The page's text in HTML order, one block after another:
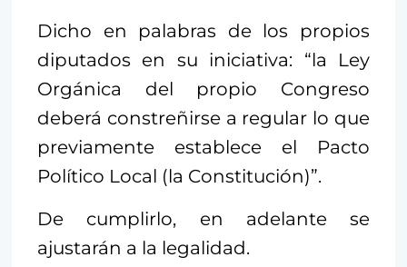
Dicho en palabras de los propios
diputados en su iniciativa: “la Ley
Orgánica del propio Congreso
deberá constreñirse a regular lo que
previamente establece el Pacto
Político Local (la Constitución)”.
De cumplirlo, en adelante se
ajustarán a la legalidad.